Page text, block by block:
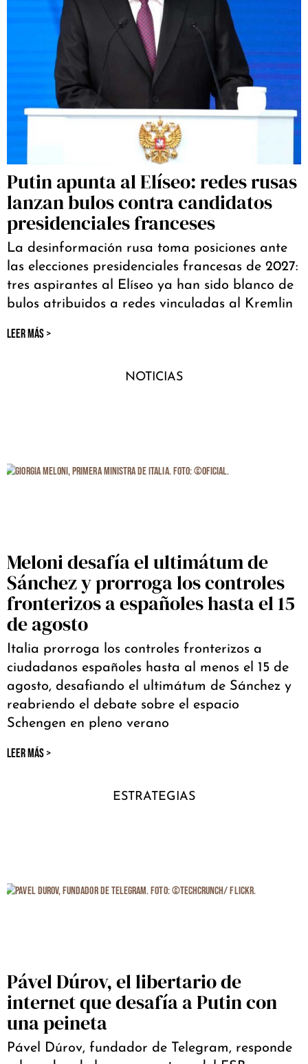
Putin apunta al Elíseo: redes rusas
lanzan bulos contra candidatos
presidenciales franceses
La desinformación rusa toma posiciones ante
las elecciones presidenciales francesas de 2027:
tres aspirantes al Elíseo ya han sido blanco de
bulos atribuidos a redes vinculadas al Kremlin
LEER MÁS >
NOTICIAS
Meloni desafía el ultimátum de
Sánchez y prorroga los controles
fronterizos a españoles hasta el 15
de agosto
Italia prorroga los controles fronterizos a
ciudadanos españoles hasta al menos el 15 de
agosto, desafiando el ultimátum de Sánchez y
reabriendo el debate sobre el espacio
Schengen en pleno verano
LEER MÁS >
ESTRATEGIAS
Pável Dúrov, el libertario de
internet que desafía a Putin con
una peineta
Pável Dúrov, fundador de Telegram, responde